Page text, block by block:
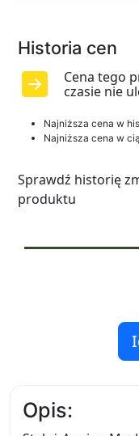
Historia cen
Cena tego
czasie nie
Najniższa cena w
Najniższa cena w
Sprawdź historię
produktu
Opis: